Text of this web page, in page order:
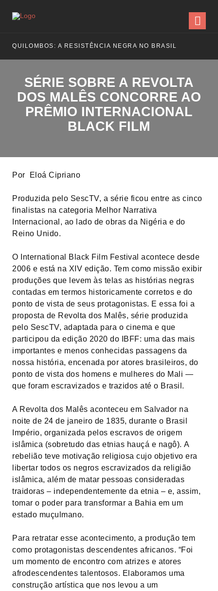
QUILOMBOS: A RESISTÊNCIA NEGRA NO BRASIL
SÉRIE SOBRE A REVOLTA
DOS MALÊS CONCORRE AO
PRÊMIO INTERNACIONAL
BLACK FILM
Por Eloá Cipriano
Produzida pelo SescTV, a série ficou entre as cinco
finalistas na categoria Melhor Narrativa
Internacional, ao lado de obras da Nigéria e do
Reino Unido.
O International Black Film Festival acontece desde
2006 e está na XIV edição. Tem como missão exibir
produções que levem às telas as histórias negras
contadas em termos historicamente corretos e do
ponto de vista de seus protagonistas. E essa foi a
proposta de Revolta dos Malês, série produzida
pelo SescTV, adaptada para o cinema e que
participou da edição 2020 do IBFF: uma das mais
importantes e menos conhecidas passagens da
nossa história, encenada por atores brasileiros, do
ponto de vista dos homens e mulheres do Mali —
que foram escravizados e trazidos até o Brasil.
A Revolta dos Malês aconteceu em Salvador na
noite de 24 de janeiro de 1835, durante o Brasil
Império, organizada pelos escravos de origem
islâmica (sobretudo das etnias hauçá e nagô). A
rebelião teve motivação religiosa cujo objetivo era
libertar todos os negros escravizados da religião
islâmica, além de matar pessoas consideradas
traidoras – independentemente da etnia – e, assim,
tomar o poder para transformar a Bahia em um
estado muçulmano.
Para retratar esse acontecimento, a produção tem
como protagonistas descendentes africanos. “Foi
um momento de encontro com atrizes e atores
afrodescendentes talentosos. Elaboramos uma
construção artística que nos levou a um